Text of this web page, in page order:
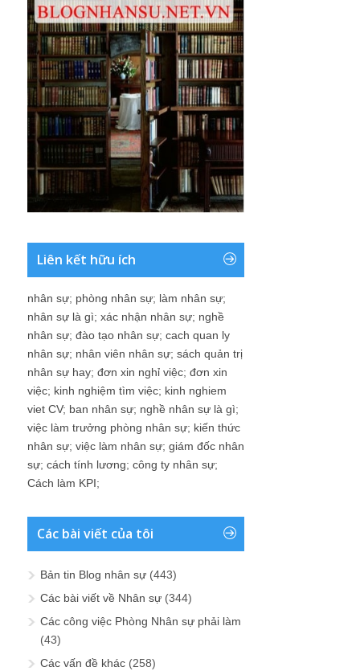
Liên kết hữu ích
nhân sự; phòng nhân sự; làm nhân sự;
nhân sự là gì; xác nhận nhân sự; nghề
nhân sự; đào tạo nhân sự; cach quan ly
nhân sự; nhân viên nhân sự; sách quản trị
nhân sự hay; đơn xin nghỉ việc; đơn xin
việc; kinh nghiệm tìm việc; kinh nghiem
viet CV; ban nhân sự; nghề nhân sự là gì;
việc làm trưởng phòng nhân sự; kiến thức
nhân sự; việc làm nhân sự; giám đốc nhân
sự; cách tính lương; công ty nhân sự;
Cách làm KPI;
Các bài viết của tôi
Bản tin Blog nhân sự (443)
Các bài viết về Nhân sự (344)
Các công việc Phòng Nhân sự phải làm
(43)
Các vấn đề khác (258)